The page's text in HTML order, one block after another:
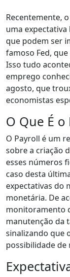
Recentemente,
uma
que podem ser
famoso Fed,
Isso tudo
emprego
agosto, que
economistas
O Que É o
O Payroll é um
sobre a criação
esses números
caso desta
expectativas do
monetária. De
monitoramento
manutenção da
sinalizando que
possibilidade de